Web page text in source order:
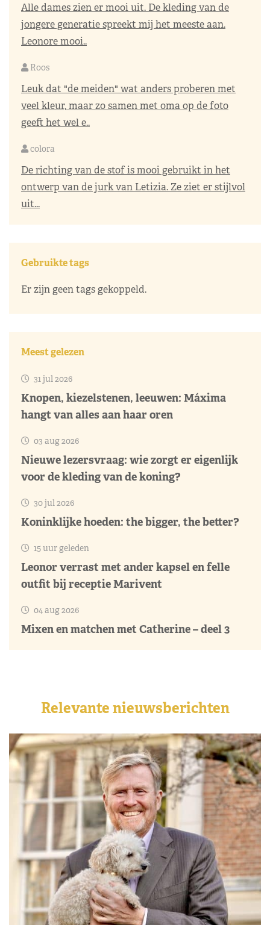
Alle dames zien er mooi uit. De kleding van de
jongere generatie spreekt mij het meeste aan.
Leonore mooi..
Roos
Leuk dat "de meiden" wat anders proberen met
veel kleur, maar zo samen met oma op de foto
geeft het wel e..
colora
De richting van de stof is mooi gebruikt in het
ontwerp van de jurk van Letizia. Ze ziet er stijlvol
uit...
Gebruikte tags
Er zijn geen tags gekoppeld.
Meest gelezen
31 jul 2026
Knopen, kiezelstenen, leeuwen: Máxima
hangt van alles aan haar oren
03 aug 2026
Nieuwe lezersvraag: wie zorgt er eigenlijk
voor de kleding van de koning?
30 jul 2026
Koninklijke hoeden: the bigger, the better?
15 uur geleden
Leonor verrast met ander kapsel en felle
outfit bij receptie Marivent
04 aug 2026
Mixen en matchen met Catherine – deel 3
Relevante nieuwsberichten